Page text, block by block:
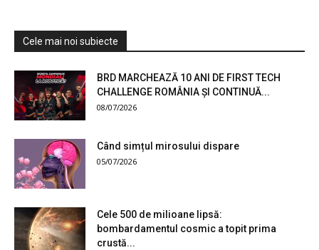
Cele mai noi subiecte
BRD MARCHEAZĂ 10 ANI DE FIRST TECH
CHALLENGE ROMÂNIA ȘI CONTINUĂ...
08/07/2026
Când simțul mirosului dispare
05/07/2026
Cele 500 de milioane lipsă:
bombardamentul cosmic a topit prima
crustă...